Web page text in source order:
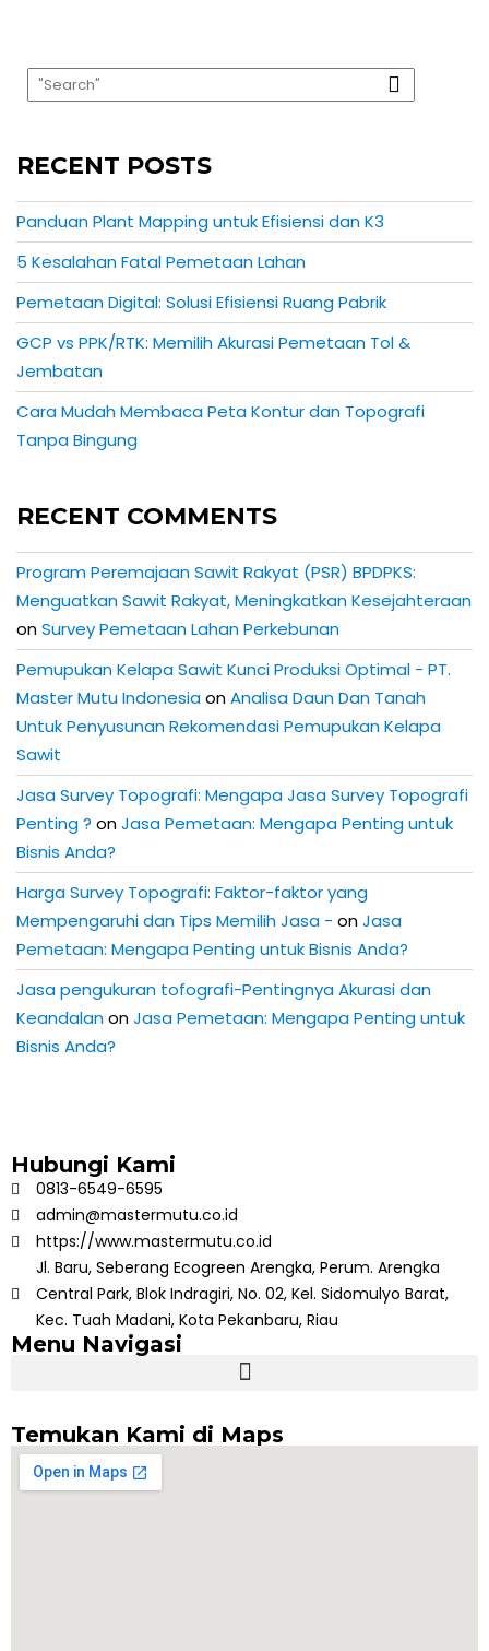
RECENT POSTS
Panduan Plant Mapping untuk Efisiensi dan K3
5 Kesalahan Fatal Pemetaan Lahan
Pemetaan Digital: Solusi Efisiensi Ruang Pabrik
GCP vs PPK/RTK: Memilih Akurasi Pemetaan Tol &
Jembatan
Cara Mudah Membaca Peta Kontur dan Topografi
Tanpa Bingung
RECENT COMMENTS
Program Peremajaan Sawit Rakyat (PSR) BPDPKS:
Menguatkan Sawit Rakyat, Meningkatkan Kesejahteraan
onSurvey Pemetaan Lahan Perkebunan
Pemupukan Kelapa Sawit Kunci Produksi Optimal - PT.
Master Mutu IndonesiaonAnalisa Daun Dan Tanah
Untuk Penyusunan Rekomendasi Pemupukan Kelapa
Sawit
Jasa Survey Topografi: Mengapa Jasa Survey Topografi
Penting ? onJasa Pemetaan: Mengapa Penting untuk
Bisnis Anda?
Harga Survey Topografi: Faktor-faktor yang
Mempengaruhi dan Tips Memilih Jasa - onJasa
Pemetaan: Mengapa Penting untuk Bisnis Anda?
Jasa pengukuran tofografi-Pentingnya Akurasi dan
KeandalanonJasa Pemetaan: Mengapa Penting untuk
Bisnis Anda?
Hubungi Kami
0813-6549-6595
admin@mastermutu.co.id
https://www.mastermutu.co.id
Jl. Baru, Seberang Ecogreen Arengka, Perum. Arengka
Central Park, Blok Indragiri, No. 02, Kel. Sidomulyo Barat,
Kec. Tuah Madani, Kota Pekanbaru, Riau
Menu Navigasi
Temukan Kami di Maps